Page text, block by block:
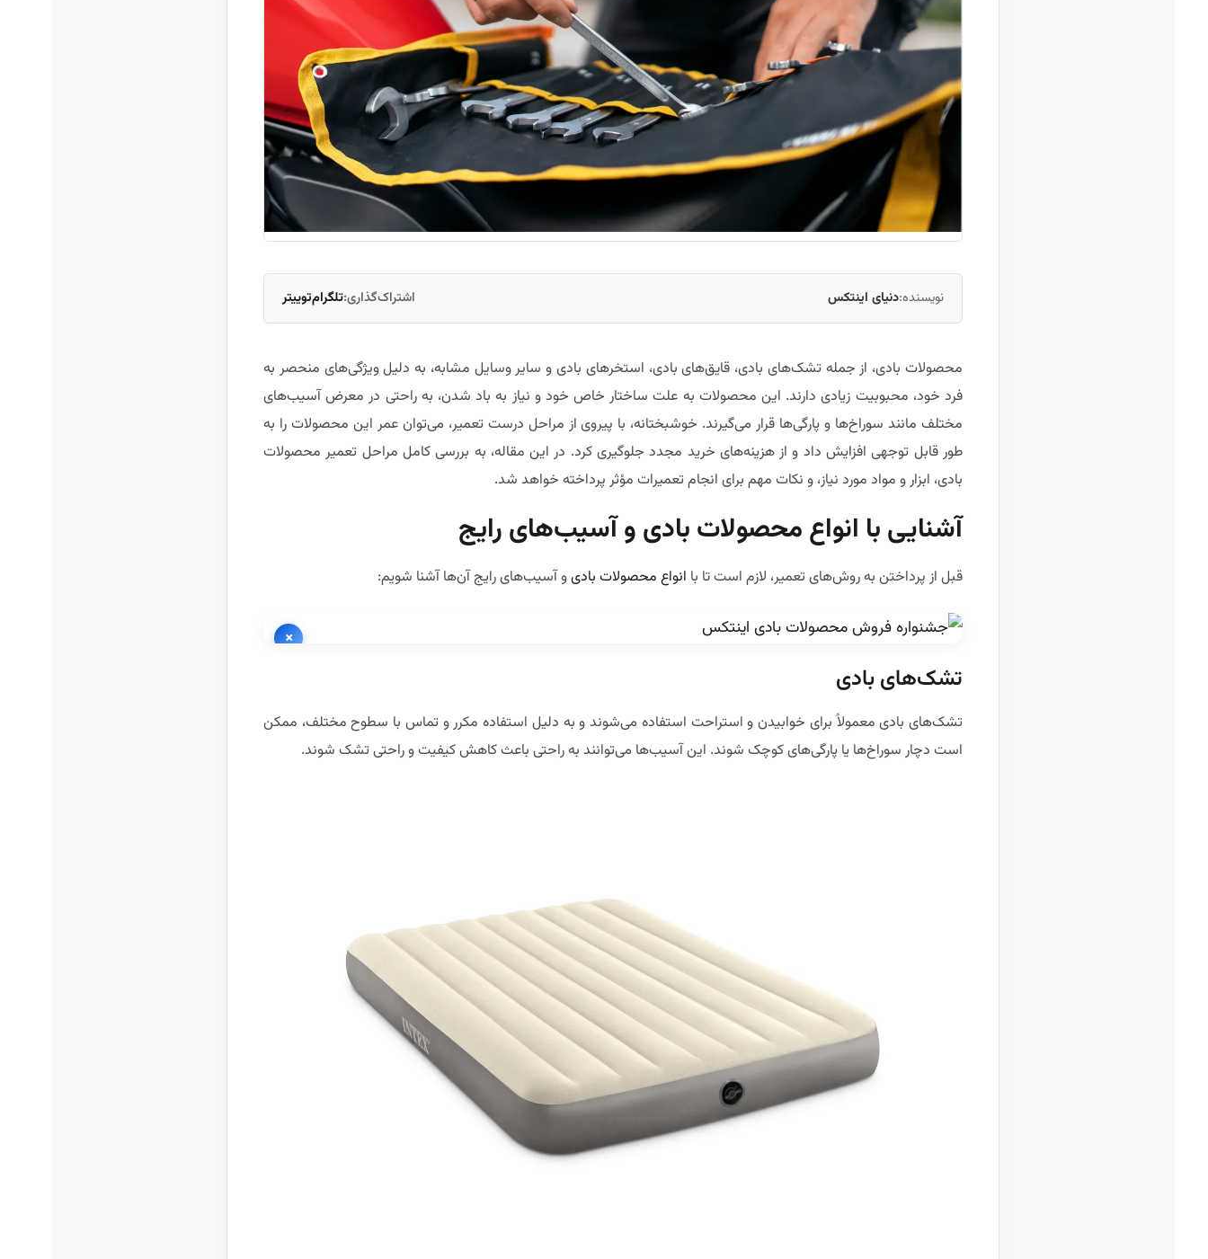
نویسنده:دنیای اینتکس اشتراک‌گذاری:تلگرامتوییتر
محصولات بادی، از جمله تشک‌های بادی، قایق‌های بادی، استخرهای بادی و سایر وسایل مشابه، به دلیل ویژگی‌های منحصر به
فرد خود، محبوبیت زیادی دارند. این محصولات به علت ساختار خاص خود و نیاز به باد شدن، به راحتی در معرض آسیب‌های
مختلف مانند سوراخ‌ها و پارگی‌ها قرار می‌گیرند. خوشبختانه، با پیروی از مراحل درست تعمیر، می‌توان عمر این محصولات را به
طور قابل توجهی افزایش داد و از هزینه‌های خرید مجدد جلوگیری کرد. در این مقاله، به بررسی کامل مراحل تعمیر محصولات
بادی، ابزار و مواد مورد نیاز، و نکات مهم برای انجام تعمیرات مؤثر پرداخته خواهد شد.
آشنایی با انواع محصولات بادی و آسیب‌های رایج
قبل از پرداختن به روش‌های تعمیر، لازم است تا با انواع محصولات بادیو آسیب‌های رایج آن‌ها آشنا شویم:
×
تشک‌های بادی
تشک‌های بادی معمولاً برای خوابیدن و استراحت استفاده می‌شوند و به دلیل استفاده مکرر و تماس با سطوح مختلف، ممکن
است دچار سوراخ‌ها یا پارگی‌های کوچک شوند. این آسیب‌ها می‌توانند به راحتی باعث کاهش کیفیت و راحتی تشک شوند.